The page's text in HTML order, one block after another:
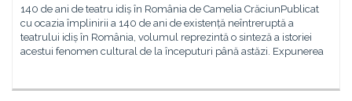
140 de ani de teatru idiș în România de Camelia CrăciunPublicat
cu ocazia împlinirii a 140 de ani de existență neîntreruptă a
teatrului idiș în România, volumul reprezintă o sinteză a istoriei
acestui fenomen cultural de la începuturi până astăzi. Expunerea